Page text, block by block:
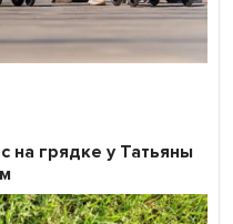
на грядке у Татьяны